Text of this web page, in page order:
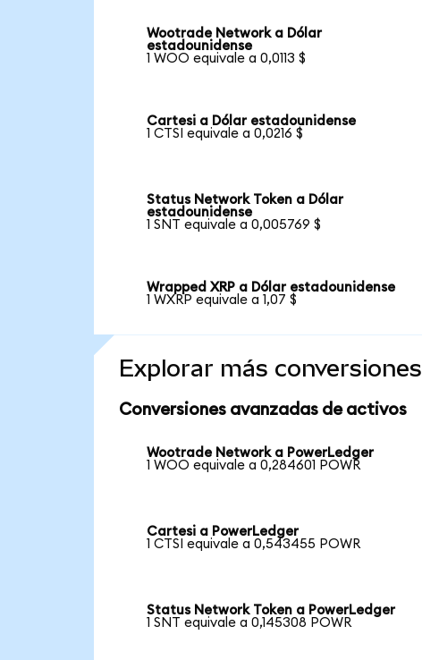
Wootrade Network a Dólar
estadounidense
1 WOO equivale a 0,0113 $
Cartesi a Dólar estadounidense
1 CTSI equivale a 0,0216 $
Status Network Token a Dólar
estadounidense
1 SNT equivale a 0,005769 $
Wrapped XRP a Dólar estadounidense
1 WXRP equivale a 1,07 $
Explorar más conversiones
Conversiones avanzadas de activos
Wootrade Network a PowerLedger
1 WOO equivale a 0,284601 POWR
Cartesi a PowerLedger
1 CTSI equivale a 0,543455 POWR
Status Network Token a PowerLedger
1 SNT equivale a 0,145308 POWR